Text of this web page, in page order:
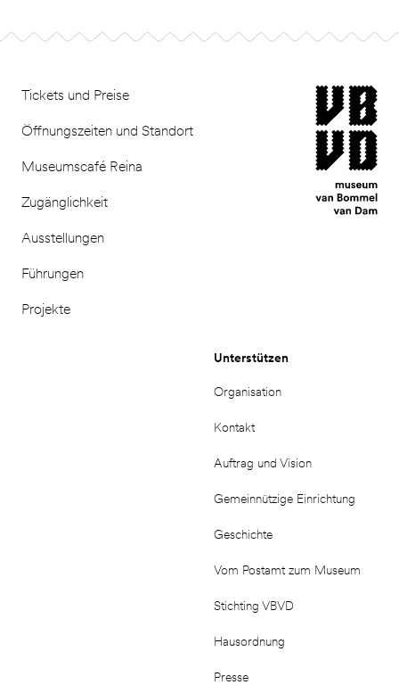
Tickets und Preise
Öffnungszeiten und Standort
Museumscafé Reina
Zugänglichkeit
Ausstellungen
Führungen
Projekte
museum van
Unterstützen
Organisation
Kontakt
Auftrag und Vision
Gemeinnützige Einrichtung
Geschichte
Vom Postamt zum Museum
Stichting VBVD
Hausordnung
Presse